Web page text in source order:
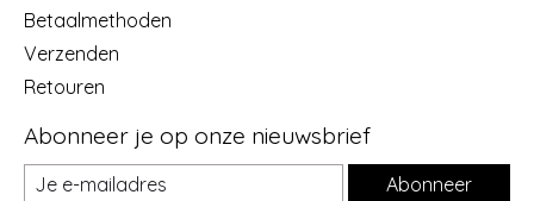
Betaalmethoden
Verzenden
Retouren
Abonneer je op onze nieuwsbrief
Abonneer